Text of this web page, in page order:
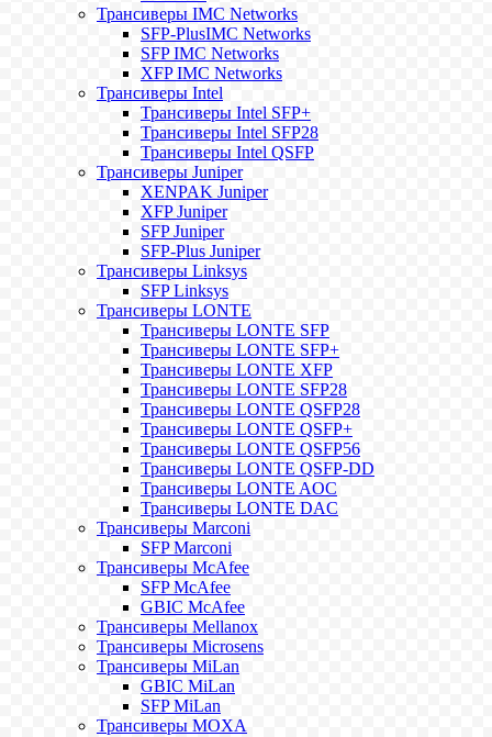
Трансиверы IMC Networks
SFP-PlusIMC Networks
SFP IMC Networks
XFP IMC Networks
Трансиверы Intel
Трансиверы Intel SFP+
Трансиверы Intel SFP28
Трансиверы Intel QSFP
Трансиверы Juniper
XENPAK Juniper
XFP Juniper
SFP Juniper
SFP-Plus Juniper
Трансиверы Linksys
SFP Linksys
Трансиверы LONTE
Трансиверы LONTE SFP
Трансиверы LONTE SFP+
Трансиверы LONTE XFP
Трансиверы LONTE SFP28
Трансиверы LONTE QSFP28
Трансиверы LONTE QSFP+
Трансиверы LONTE QSFP56
Трансиверы LONTE QSFP-DD
Трансиверы LONTE AOC
Трансиверы LONTE DAC
Трансиверы Marconi
SFP Marconi
Трансиверы McAfee
SFP McAfee
GBIC McAfee
Трансиверы Mellanox
Трансиверы Microsens
Трансиверы MiLan
GBIC MiLan
SFP MiLan
Трансиверы MOXA